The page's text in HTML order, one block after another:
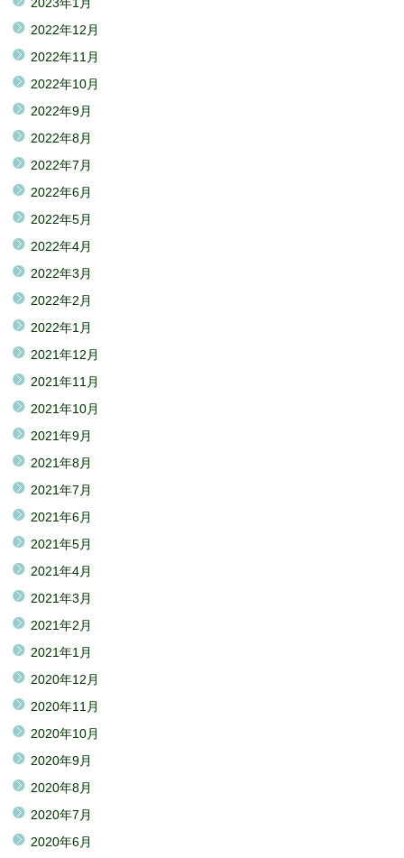
2022年12月
2022年11月
2022年10月
2022年9月
2022年8月
2022年7月
2022年6月
2022年5月
2022年4月
2022年3月
2022年2月
2022年1月
2021年12月
2021年11月
2021年10月
2021年9月
2021年8月
2021年7月
2021年6月
2021年5月
2021年4月
2021年3月
2021年2月
2021年1月
2020年12月
2020年11月
2020年10月
2020年9月
2020年8月
2020年7月
2020年6月